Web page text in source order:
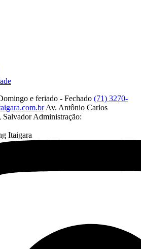
e feriado - Fechado (71) 3270-
Av. Antônio Carlos
Salvador Administração:
Itaigara